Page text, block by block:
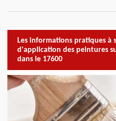
Les informations pratiques à
d'application des peintures
dans le 17600